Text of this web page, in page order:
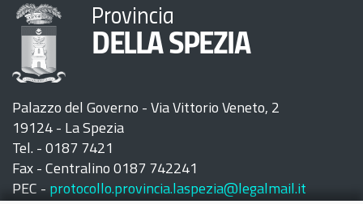
Provincia
DELLA SPEZIA
Palazzo del Governo - Via Vittorio Veneto, 2
19124 - La Spezia
Tel. - 0187 7421
Fax - Centralino 0187 742241
PEC - protocollo.provincia.laspezia@legalmail.it